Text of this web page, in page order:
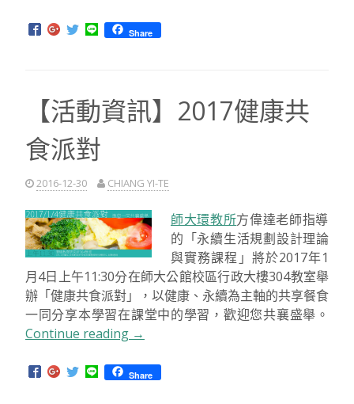
對，
請
Share
【活動資訊】2017健康共
食派對
2016-12-30 CHIANG YI-TE
師大環
教所方
偉達老
師指導
的「永
續生活規劃設計理論與實務課程」將於2017年1月4日
上午11:30分在師大公館校區行政大樓304教室舉辦
同分享本學習在課堂中的學習，歡迎您共襄盛舉。